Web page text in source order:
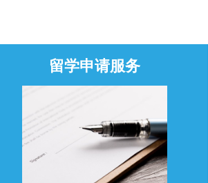
留学申请服务